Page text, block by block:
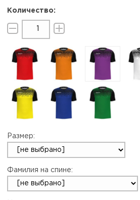
Размер:
Фамилия на спине: